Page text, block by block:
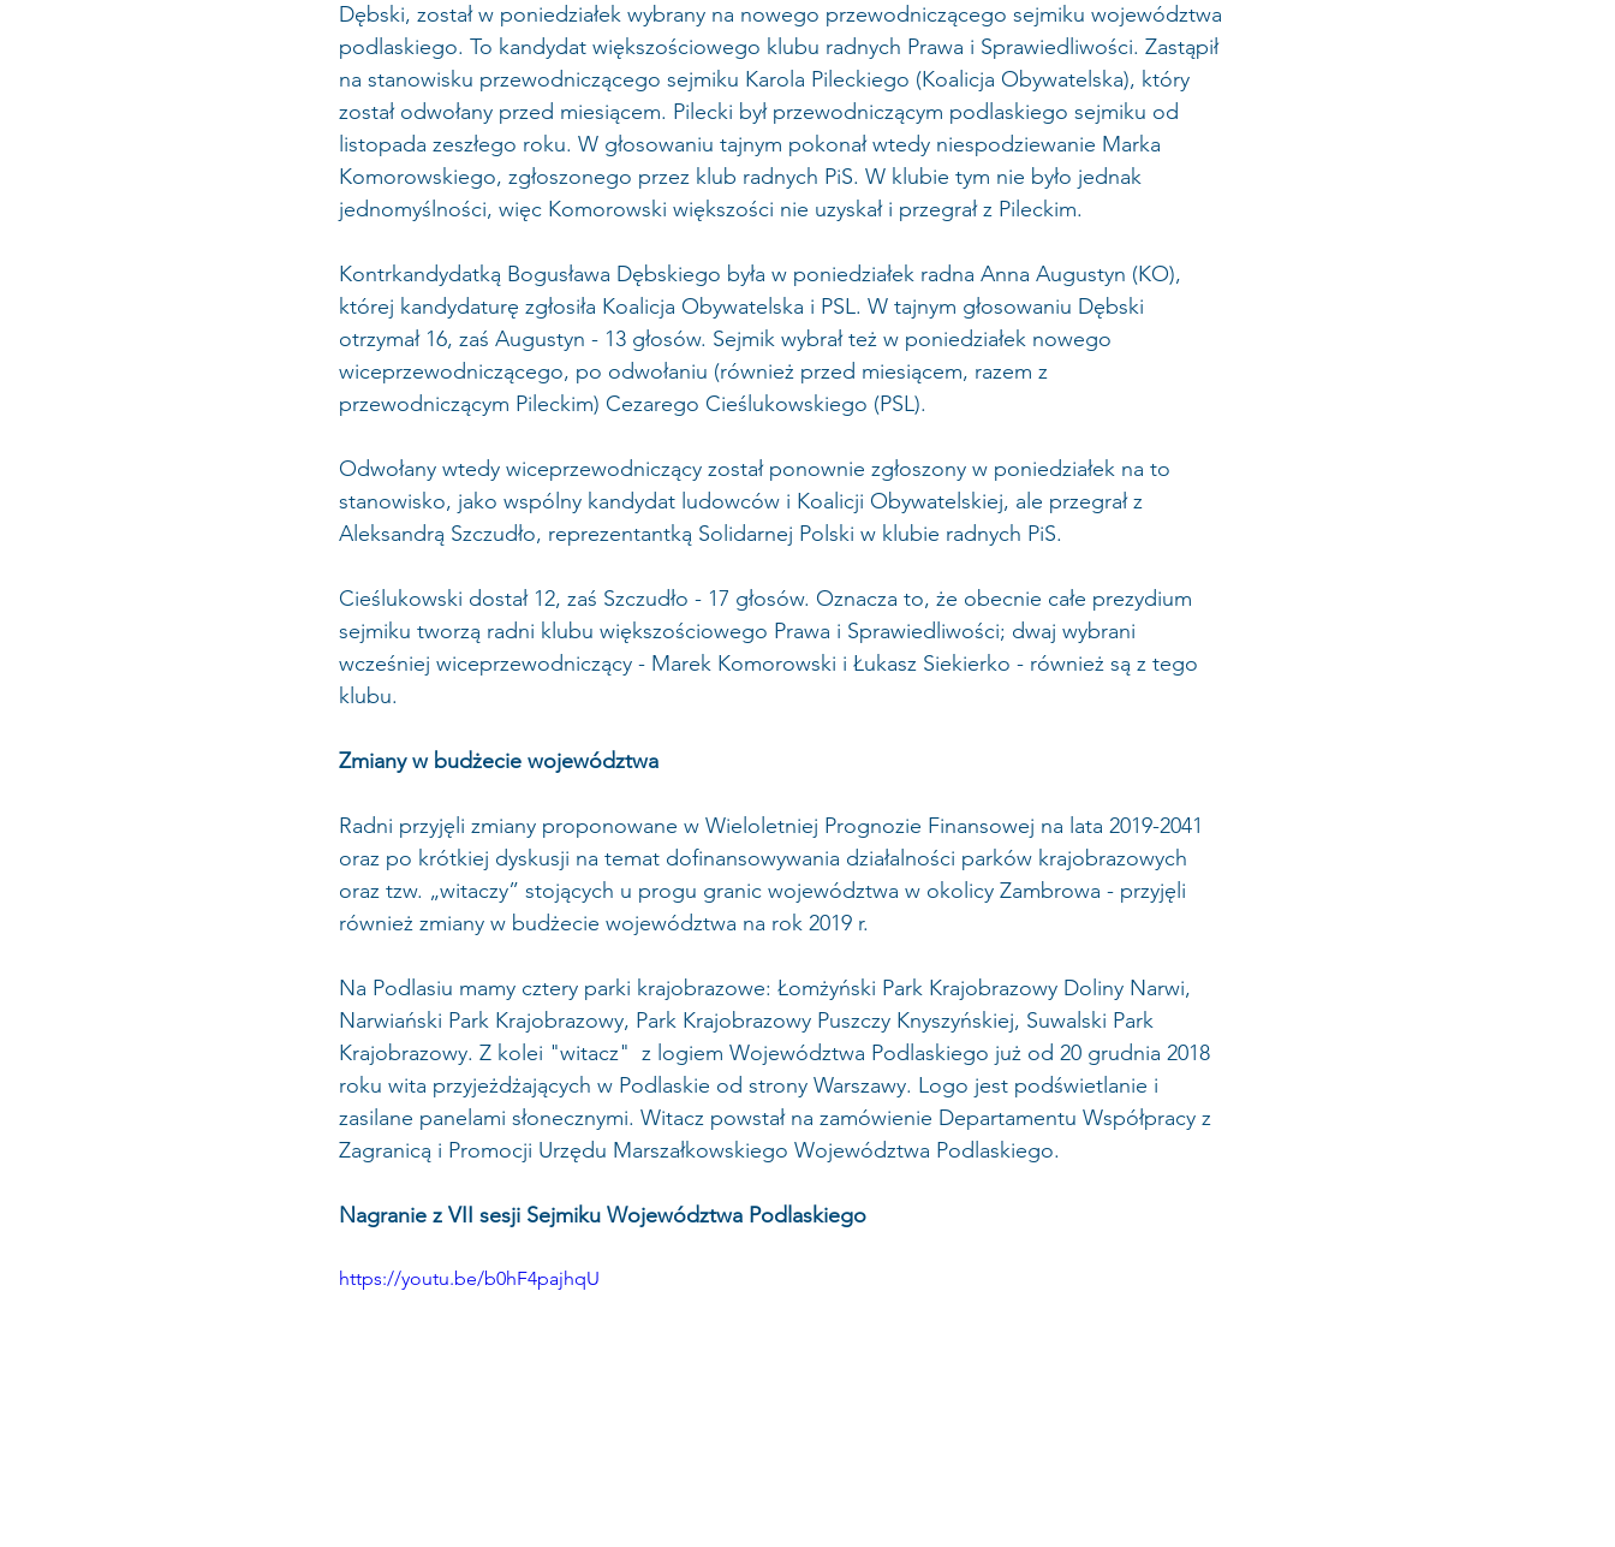
Dębski, został w poniedziałek wybrany na nowego przewodniczącego sejmiku województwa
podlaskiego. To kandydat większościowego klubu radnych Prawa i Sprawiedliwości. Zastąpił
na stanowisku przewodniczącego sejmiku Karola Pileckiego (Koalicja Obywatelska), który
został odwołany przed miesiącem. Pilecki był przewodniczącym podlaskiego sejmiku od
listopada zeszłego roku. W głosowaniu tajnym pokonał wtedy niespodziewanie Marka
Komorowskiego, zgłoszonego przez klub radnych PiS. W klubie tym nie było jednak
jednomyślności, więc Komorowski większości nie uzyskał i przegrał z Pileckim.
Kontrkandydatką Bogusława Dębskiego była w poniedziałek radna Anna Augustyn (KO),
której kandydaturę zgłosiła Koalicja Obywatelska i PSL. W tajnym głosowaniu Dębski
otrzymał 16, zaś Augustyn - 13 głosów. Sejmik wybrał też w poniedziałek nowego
wiceprzewodniczącego, po odwołaniu (również przed miesiącem, razem z
przewodniczącym Pileckim) Cezarego Cieślukowskiego (PSL).
Odwołany wtedy wiceprzewodniczący został ponownie zgłoszony w poniedziałek na to
stanowisko, jako wspólny kandydat ludowców i Koalicji Obywatelskiej, ale przegrał z
Aleksandrą Szczudło, reprezentantką Solidarnej Polski w klubie radnych PiS.
Cieślukowski dostał 12, zaś Szczudło - 17 głosów. Oznacza to, że obecnie całe prezydium
sejmiku tworzą radni klubu większościowego Prawa i Sprawiedliwości; dwaj wybrani
wcześniej wiceprzewodniczący - Marek Komorowski i Łukasz Siekierko - również są z tego
klubu.
Zmiany w budżecie województwa
Radni przyjęli zmiany proponowane w Wieloletniej Prognozie Finansowej na lata 2019-2041
oraz po krótkiej dyskusji na temat dofinansowywania działalności parków krajobrazowych
oraz tzw. „witaczy” stojących u progu granic województwa w okolicy Zambrowa - przyjęli
również zmiany w budżecie województwa na rok 2019 r.
Na Podlasiu mamy cztery parki krajobrazowe: Łomżyński Park Krajobrazowy Doliny Narwi,
Narwiański Park Krajobrazowy, Park Krajobrazowy Puszczy Knyszyńskiej, Suwalski Park
Krajobrazowy. Z kolei "witacz"  z logiem Województwa Podlaskiego już od 20 grudnia 2018
roku wita przyjeżdżających w Podlaskie od strony Warszawy. Logo jest podświetlanie i
zasilane panelami słonecznymi. Witacz powstał na zamówienie Departamentu Współpracy z
Zagranicą i Promocji Urzędu Marszałkowskiego Województwa Podlaskiego.
Nagranie z VII sesji Sejmiku Województwa Podlaskiego
https://youtu.be/b0hF4pajhqU